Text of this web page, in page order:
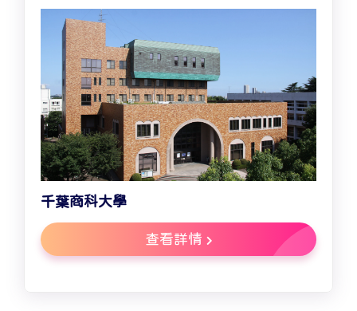
千葉商科大學
查看詳情